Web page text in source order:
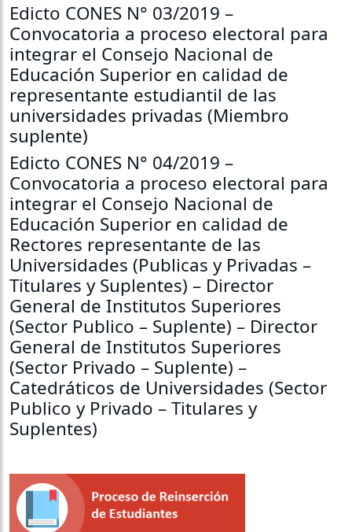
Edicto CONES N° 03/2019 –
Convocatoria a proceso electoral para
integrar el Consejo Nacional de
Educación Superior en calidad de
representante estudiantil de las
universidades privadas (Miembro
suplente)
Edicto CONES N° 04/2019 –
Convocatoria a proceso electoral para
integrar el Consejo Nacional de
Educación Superior en calidad de
Rectores representante de las
Universidades (Publicas y Privadas –
Titulares y Suplentes) – Director
General de Institutos Superiores
(Sector Publico – Suplente) – Director
General de Institutos Superiores
(Sector Privado – Suplente) –
Catedráticos de Universidades (Sector
Publico y Privado – Titulares y
Suplentes)